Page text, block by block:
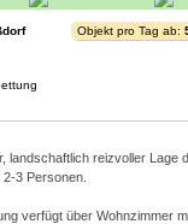
Objekt pro Tag ab:
landschaftlich reizvoller Lage
3 Personen.
verfügt über Wohnzimmer